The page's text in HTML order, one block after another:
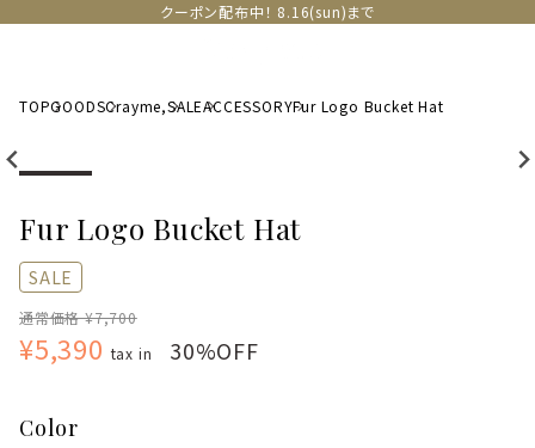
クーポン配布中！ 8.16(sun)まで
TOPGOODSCrayme,SALEACCESSORYFur Logo Bucket Hat
Fur Logo Bucket Hat
SALE
通常価格 ¥7,700
¥5,390 tax in 30%OFF
Color